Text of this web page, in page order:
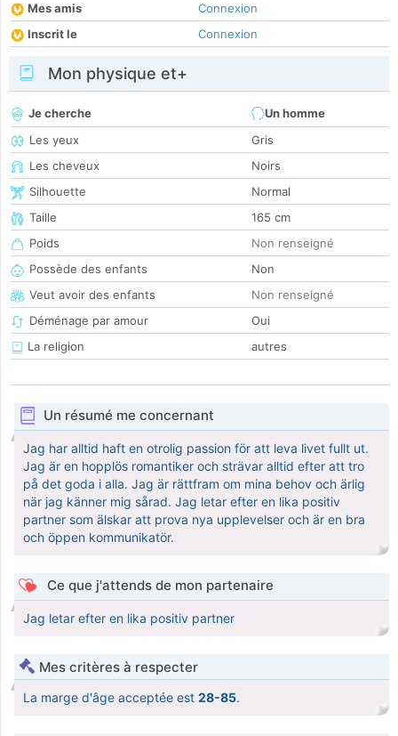
Mes amis
Connexion
Inscrit le
Connexion
Mon physique et+
Je cherche
Un homme
Les yeux
Gris
Les cheveux
Noirs
Silhouette
Normal
Taille
165 cm
Poids
Non renseigné
Possède des enfants
Non
Veut avoir des enfants
Non renseigné
Déménage par amour
Oui
La religion
autres
Un résumé me concernant
Jag har alltid haft en otrolig passion för att leva livet fullt ut.
Jag är en hopplös romantiker och strävar alltid efter att tro
på det goda i alla. Jag är rättfram om mina behov och ärlig
när jag känner mig sårad. Jag letar efter en lika positiv
partner som älskar att prova nya upplevelser och är en bra
och öppen kommunikatör.
Ce que j'attends de mon partenaire
Jag letar efter en lika positiv partner
Mes critères à respecter
La marge d'âge acceptée est 28-85.